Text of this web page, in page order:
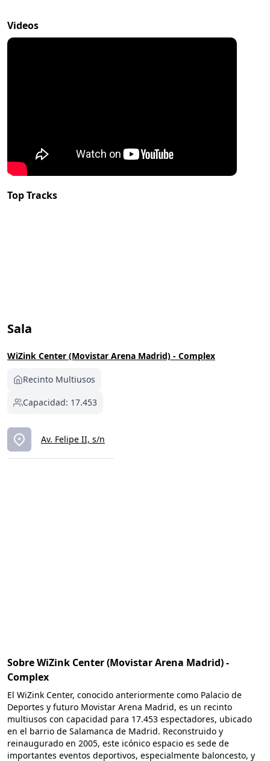
Videos
Top Tracks
Sala
WiZink Center (Movistar Arena Madrid) - Complex
Recinto Multiusos
Capacidad: 17.453
Av. Felipe II, s/n
Sobre WiZink Center (Movistar Arena Madrid) -
Complex
El WiZink Center, conocido anteriormente como Palacio de
Deportes y futuro Movistar Arena Madrid, es un recinto
multiusos con capacidad para 17.453 espectadores, ubicado
en el barrio de Salamanca de Madrid. Reconstruido y
reinaugurado en 2005, este icónico espacio es sede de
importantes eventos deportivos, especialmente baloncesto, y